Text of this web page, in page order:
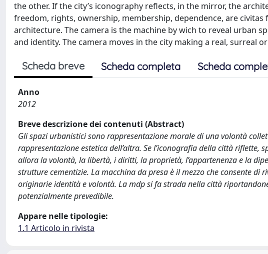
the other. If the city’s iconography reflects, in the mirror, the
freedom, rights, ownership, membership, dependence, are civitas
architecture. The camera is the machine by wich to reveal urban
and identity. The camera moves in the city making a real, surreal
Scheda breve Scheda completa Scheda
Anno
2012
Breve descrizione dei contenuti (Abstract)
Gli spazi urbanistici sono rappresentazione morale di una volontà
rappresentazione estetica dell’altra. Se l’iconografia della città
allora la volontà, la libertà, i diritti, la proprietà, l’appartenenza e la
strutture cementizie. La macchina da presa è il mezzo che consente di
originarie identità e volontà. La mdp si fa strada nella città
potenzialmente prevedibile.
Appare nelle tipologie:
1.1 Articolo in rivista